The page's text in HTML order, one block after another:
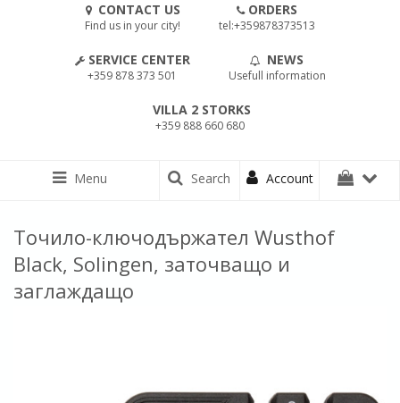
CONTACT US
Find us in your city!
ORDERS
tel:+359878373513
SERVICE CENTER
+359 878 373 501
NEWS
Usefull information
VILLA 2 STORKS
+359 888 660 680
Menu Search Account
Точило-ключодържател Wusthof
Black, Solingen, заточващо и
заглаждащо